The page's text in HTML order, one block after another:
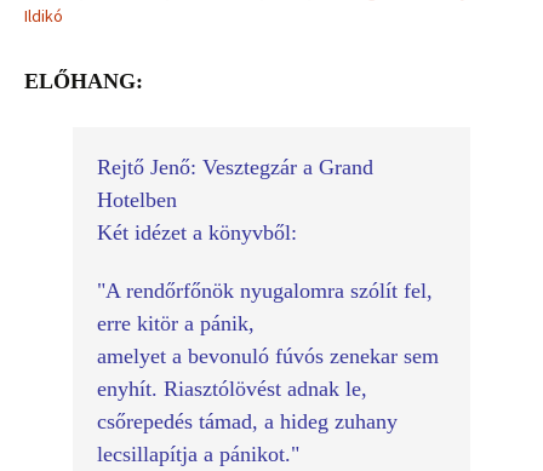
Ildikó
ELŐHANG:
Rejtő Jenő: Vesztegzár a Grand
Két idézet a könyvből:
"A rendőrfőnök nyugalomra szólít fel,
erre kitör a pánik,
amelyet a bevonuló fúvós zenekar sem
enyhít. Riasztólövést adnak le,
csőrepedés támad, a hideg zuhany
lecsillapítja a pánikot."